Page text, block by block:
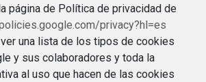
página de Política de privacidad de
privacy?hl=es
una lista de los tipos de cookies
y sus colaboradores y toda la
al uso que hacen de las cookies